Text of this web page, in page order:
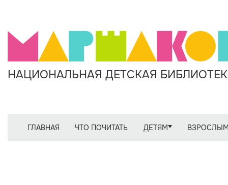
НАЦИОНАЛЬНАЯ ДЕТСКАЯ
ГЛАВНАЯ ЧТО ПОЧИТАТЬ ДЕТЯМ